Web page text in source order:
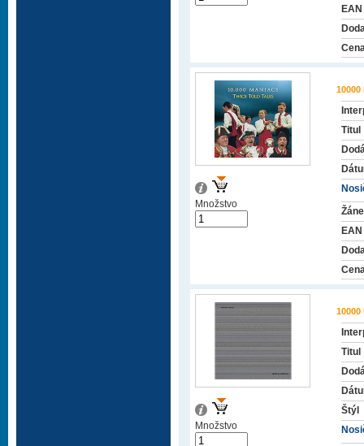
EAN
10000
Titul
EAN
Množstvo
10000
Titul
Štýl
Množstvo